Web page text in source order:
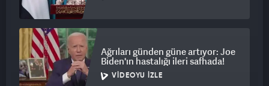
Ağrıları günden güne artıyor: Joe
Biden'ın hastalığı ileri safhada!
VIDEOYU İZLE